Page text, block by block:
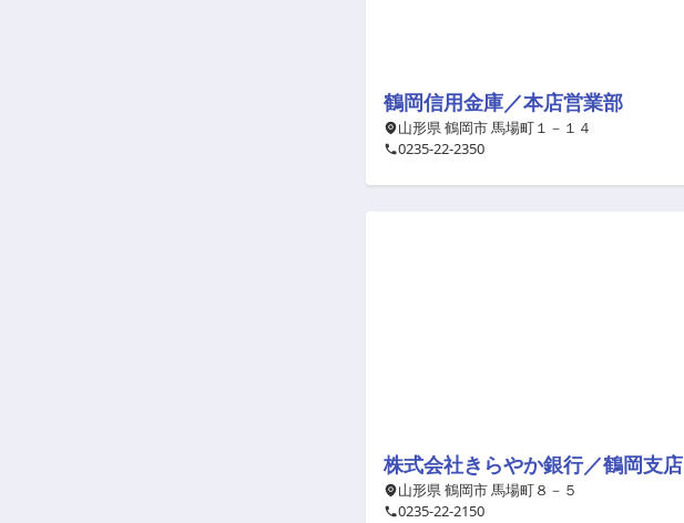
鶴岡信用金庫／本店営業部
山形県 鶴岡市 馬場町１－１４
0235-22-2350
株式会社きらやか銀行／鶴岡支店
山形県 鶴岡市 馬場町８－５
0235-22-2150